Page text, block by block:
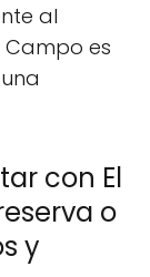
al
Campo es
con El
o
y